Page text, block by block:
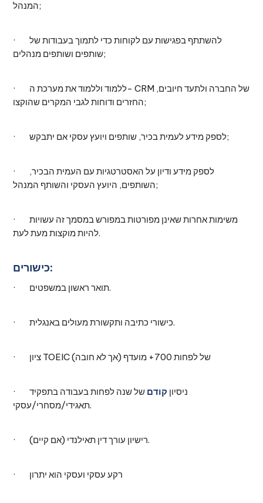
המנהל;
· להשתתף בפגישות עם לקוחות כדי לתמוך בעבודות של
שותפים ושותפים מנהלים;
· ללמוד וללמוד את מערכת ה- CRM של החברה ולתעד חיובים,
החזרים ודוחות לגבי המקרים שהוקצו;
· לספק מידע לעמית בכיר, שותפים ויועץ עסקי אם יתבקש;
· לספק מידע ודיון על האסטרטגיות עם העמית הבכיר,
השותפים, היועץ העסקי והשותף המנהל;
· משימות אחרות שאינן מפורטות במפורש במסמך זה עשויות
להיות מוקצות מעת לעת.
כישורים:
· תואר ראשון במשפטים.
· כישורי כתיבה ותקשורת מעולים באנגלית.
· ציון TOEIC של לפחות 700+ מועדף (אך לא חובה)
· ניסיון קודם של שנה לפחות בעבודה בתפקיד
תאגידי/מסחרי/עסקי.
· רישיון עורך דין תאילנדי (אם קיים).
· רקע עסקי ועסקי הוא יתרון